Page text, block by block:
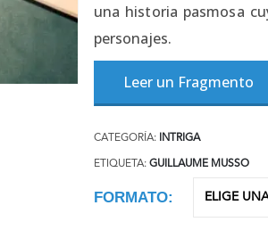
una historia pasmosa
personajes.
Leer un Fragmento
CATEGORÍA: INTRIGA
ETIQUETA: GUILLAUME MUSSO
FORMATO